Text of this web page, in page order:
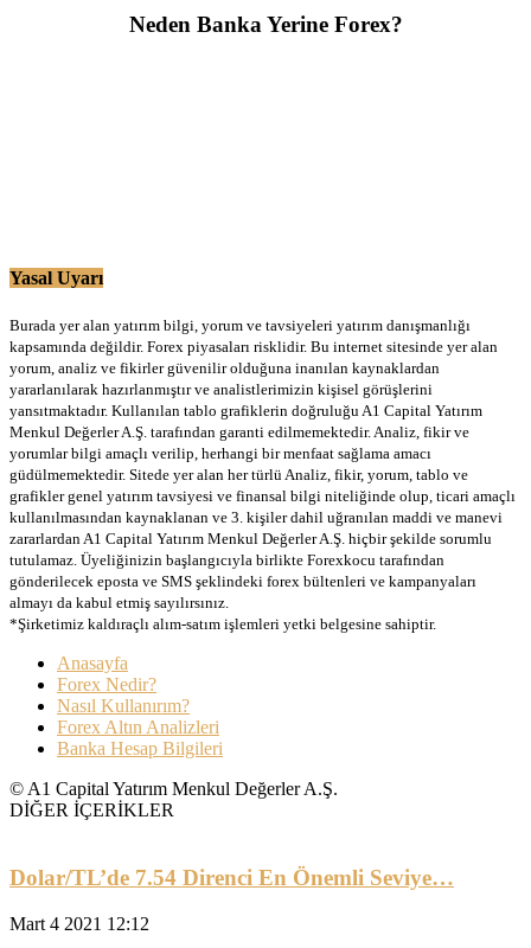
Neden Banka Yerine Forex?
Yasal Uyarı
Burada yer alan yatırım bilgi, yorum ve tavsiyeleri yatırım danışmanlığı
kapsamında değildir. Forex piyasaları risklidir. Bu internet sitesinde yer alan
yorum, analiz ve fikirler güvenilir olduğuna inanılan kaynaklardan
yararlanılarak hazırlanmıştır ve analistlerimizin kişisel görüşlerini
yansıtmaktadır. Kullanılan tablo grafiklerin doğruluğu A1 Capital Yatırım
Menkul Değerler A.Ş. tarafından garanti edilmemektedir. Analiz, fikir ve
yorumlar bilgi amaçlı verilip, herhangi bir menfaat sağlama amacı
güdülmemektedir. Sitede yer alan her türlü Analiz, fikir, yorum, tablo ve
grafikler genel yatırım tavsiyesi ve finansal bilgi niteliğinde olup, ticari amaçlı
kullanılmasından kaynaklanan ve 3. kişiler dahil uğranılan maddi ve manevi
zararlardan A1 Capital Yatırım Menkul Değerler A.Ş. hiçbir şekilde sorumlu
tutulamaz. Üyeliğinizin başlangıcıyla birlikte Forexkocu tarafından
gönderilecek eposta ve SMS şeklindeki forex bültenleri ve kampanyaları
almayı da kabul etmiş sayılırsınız.
*Şirketimiz kaldıraçlı alım-satım işlemleri yetki belgesine sahiptir.
Anasayfa
Forex Nedir?
Nasıl Kullanırım?
Forex Altın Analizleri
Banka Hesap Bilgileri
© A1 Capital Yatırım Menkul Değerler A.Ş.
DİĞER İÇERİKLER
Dolar/TL’de 7.54 Direnci En Önemli Seviye…
Mart 4 2021 12:12